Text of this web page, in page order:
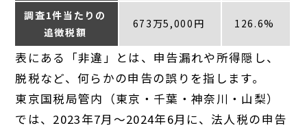
調査1件当たりの
追徴税額
673万5,000円 126.6%
表にある「非違」とは、申告漏れや所得隠し、
脱税など、何らかの申告の誤りを指します。
東京国税局管内（東京・千葉・神奈川・山梨）
では、2023年7月～2024年6月に、法人税の申告